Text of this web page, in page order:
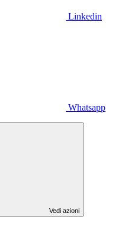
Linkedin
Whatsapp
Vedi azioni